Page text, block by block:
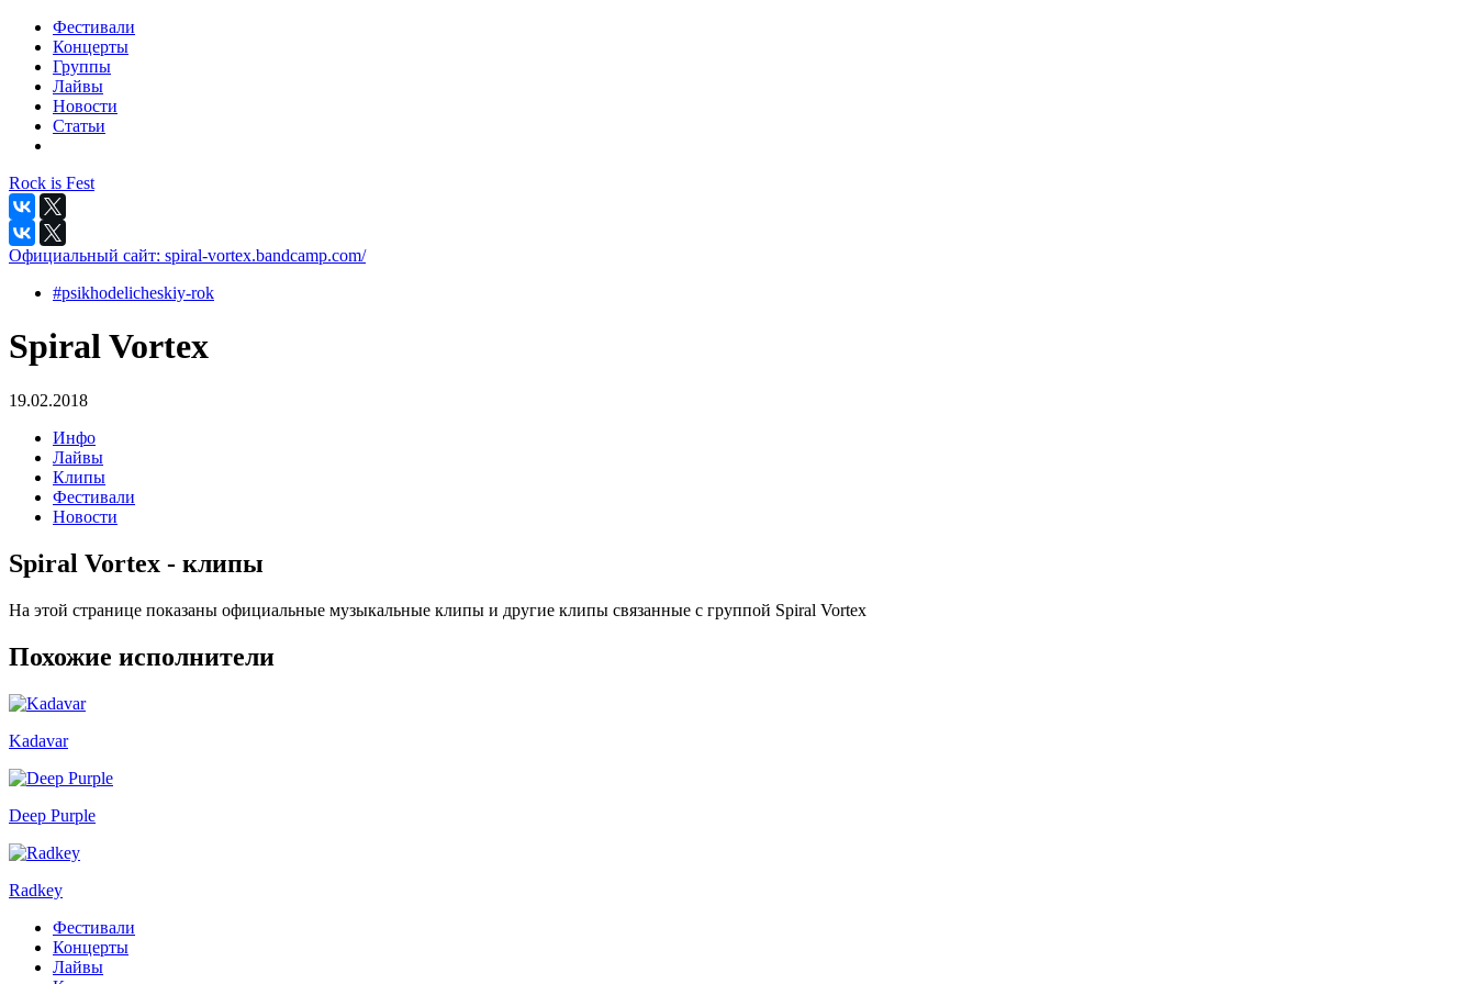
Фестивали
Концерты
Группы
Лайвы
Новости
Статьи
Rock is Fest
Официальный сайт: spiral-vortex.bandcamp.com/
#psikhodelicheskiy-rok
Spiral Vortex
19.02.2018
Инфо
Лайвы
Клипы
Фестивали
Новости
Spiral Vortex - клипы
На этой странице показаны официальные музыкальные клипы и другие клипы связанные с группой Spiral Vortex
Похожие исполнители
Kadavar
Deep Purple
Radkey
Фестивали
Концерты
Лайвы